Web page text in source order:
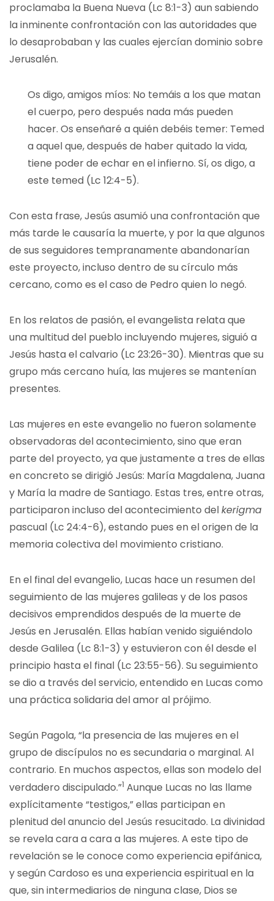
proclamaba la Buena Nueva (Lc 8:1-3) aun sabiendo
la inminente confrontación con las autoridades que
lo desaprobaban y las cuales ejercían dominio sobre
Jerusalén.
Os digo, amigos míos: No temáis a los que matan
el cuerpo, pero después nada más pueden
hacer. Os enseñaré a quién debéis temer: Temed
a aquel que, después de haber quitado la vida,
tiene poder de echar en el infierno. Sí, os digo, a
este temed (Lc 12:4-5).
Con esta frase, Jesús asumió una confrontación que
más tarde le causaría la muerte, y por la que algunos
de sus seguidores tempranamente abandonarían
este proyecto, incluso dentro de su círculo más
cercano, como es el caso de Pedro quien lo negó.
En los relatos de pasión, el evangelista relata que
una multitud del pueblo incluyendo mujeres, siguió a
Jesús hasta el calvario (Lc 23:26-30). Mientras que su
grupo más cercano huía, las mujeres se mantenían
presentes.
Las mujeres en este evangelio no fueron solamente
observadoras del acontecimiento, sino que eran
parte del proyecto, ya que justamente a tres de ellas
en concreto se dirigió Jesús: María Magdalena, Juana
y María la madre de Santiago. Estas tres, entre otras,
participaron incluso del acontecimiento delkerigma
pascual (Lc 24:4-6), estando pues en el origen de la
memoria colectiva del movimiento cristiano.
En el final del evangelio, Lucas hace un resumen del
seguimiento de las mujeres galileas y de los pasos
decisivos emprendidos después de la muerte de
Jesús en Jerusalén. Ellas habían venido siguiéndolo
desde Galilea (Lc 8:1-3) y estuvieron con él desde el
principio hasta el final (Lc 23:55-56). Su seguimiento
se dio a través del servicio, entendido en Lucas como
una práctica solidaria del amor al prójimo.
Según Pagola, “la presencia de las mujeres en el
grupo de discípulos no es secundaria o marginal. Al
contrario. En muchos aspectos, ellas son modelo del
verdadero discipulado.”1 Aunque Lucas no las llame
explícitamente “testigos,” ellas participan en
plenitud del anuncio del Jesús resucitado. La divinidad
se revela cara a cara a las mujeres. A este tipo de
revelación se le conoce como experiencia epifánica,
y según Cardoso es una experiencia espiritual en la
que, sin intermediarios de ninguna clase, Dios se